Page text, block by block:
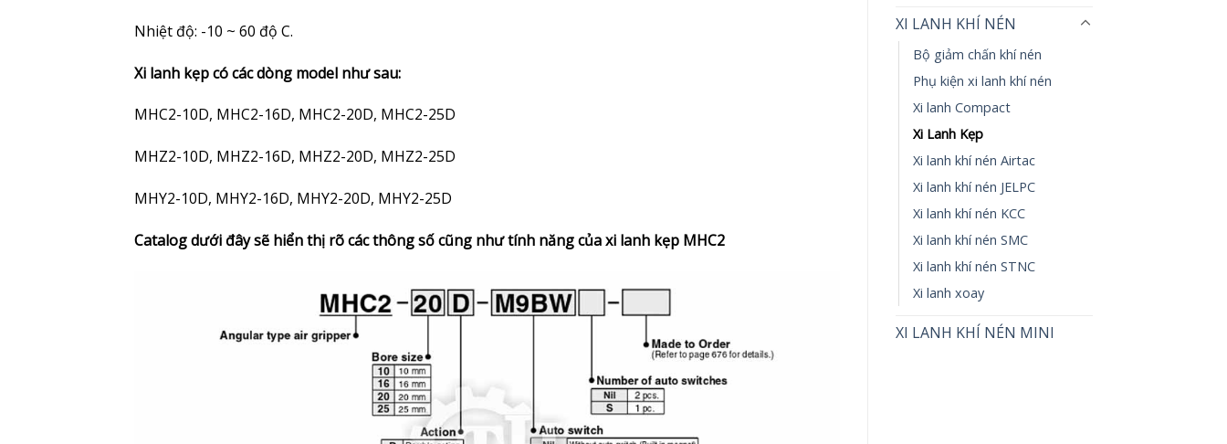
Nhiệt độ: -10 ~ 60 độ C.
Xi lanh kẹp có các dòng model như sau:
MHC2-10D, MHC2-16D, MHC2-20D, MHC2-25D
MHZ2-10D, MHZ2-16D, MHZ2-20D, MHZ2-25D
MHY2-10D, MHY2-16D, MHY2-20D, MHY2-25D
Catalog dưới đây sẽ hiển thị rõ các thông số cũng như tính năng của xi lanh kẹp MHC2
XI LANH KHÍ NÉN
Bộ giảm chấn khí nén
Phụ kiện xi lanh khí nén
Xi lanh Compact
Xi Lanh Kẹp
Xi lanh khí nén Airtac
Xi lanh khí nén JELPC
Xi lanh khí nén KCC
Xi lanh khí nén SMC
Xi lanh khí nén STNC
Xi lanh xoay
XI LANH KHÍ NÉN MINI